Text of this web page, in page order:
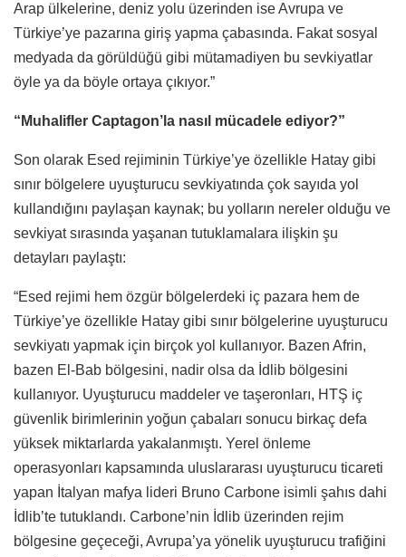
Arap ülkelerine, deniz yolu üzerinden ise Avrupa ve
Türkiye’ye pazarına giriş yapma çabasında. Fakat sosyal
medyada da görüldüğü gibi mütamadiyen bu sevkiyatlar
öyle ya da böyle ortaya çıkıyor.”
“Muhalifler Captagon’la nasıl mücadele ediyor?”
Son olarak Esed rejiminin Türkiye’ye özellikle Hatay gibi
sınır bölgelere uyuşturucu sevkiyatında çok sayıda yol
kullandığını paylaşan kaynak; bu yolların nereler olduğu ve
sevkiyat sırasında yaşanan tutuklamalara ilişkin şu
detayları paylaştı:
“Esed rejimi hem özgür bölgelerdeki iç pazara hem de
Türkiye’ye özellikle Hatay gibi sınır bölgelerine uyuşturucu
sevkiyatı yapmak için birçok yol kullanıyor. Bazen Afrin,
bazen El-Bab bölgesini, nadir olsa da İdlib bölgesini
kullanıyor. Uyuşturucu maddeler ve taşeronları, HTŞ iç
güvenlik birimlerinin yoğun çabaları sonucu birkaç defa
yüksek miktarlarda yakalanmıştı. Yerel önleme
operasyonları kapsamında uluslararası uyuşturucu ticareti
yapan İtalyan mafya lideri Bruno Carbone isimli şahıs dahi
İdlib’te tutuklandı. Carbone’nin İdlib üzerinden rejim
bölgesine geçeceği, Avrupa’ya yönelik uyuşturucu trafiğini